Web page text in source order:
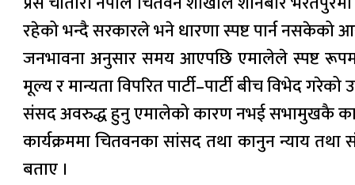
रहेको भन्दै सरकारले भने धारणा स्पष्ट पार्न नसकेको
जनभावना अनुसार समय आएपछि एमालेले स्पष्ट
मूल्य र मान्यता विपरित पार्टी–पार्टी बीच विभेद
संसद अवरुद्ध हुनु एमालेको कारण नभई सभामुखकै
कार्यक्रममा चितवनका सांसद तथा कानुन न्याय
बताए ।